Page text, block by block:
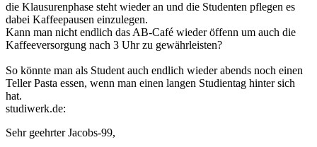
die Klausurenphase steht wieder an und die Studenten pflegen es
dabei Kaffeepausen einzulegen.
Kann man nicht endlich das AB-Café wieder öffenn um auch die
Kaffeeversorgung nach 3 Uhr zu gewährleisten?
So könnte man als Student auch endlich wieder abends noch einen
Teller Pasta essen, wenn man einen langen Studientag hinter sich
hat.
studiwerk.de:
Sehr geehrter Jacobs-99,